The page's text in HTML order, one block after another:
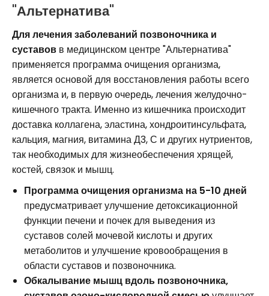
"Альтернатива"
Для лечения заболеваний позвоночника и
суставов в медицинском центре "Альтернатива"
применяется программа очищения организма,
является основой для восстановления работы всего
организма и, в первую очередь, лечения желудочно-
кишечного тракта. Именно из кишечника происходит
доставка коллагена, эластина, хондроитинсульфата,
кальция, магния, витамина Д3, С и других нутриентов,
так необходимых для жизнеобеспечения хрящей,
костей, связок и мышц.
Программа очищения организма на 5-10 дней
предусматривает улучшение детоксикационной
функции печени и почек для выведения из
суставов солей мочевой кислоты и других
метаболитов и улучшение кровообращения в
области суставов и позвоночника.
Обкалывание мышц вдоль позвоночника,